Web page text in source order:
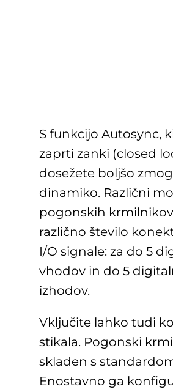
S funkcijo Autosync,
zaprti zanki (closed
dosežete boljšo
dinamiko. Različni
pogonskih
različno število
I/O signale: za do 5
vhodov in do 5
izhodov.
Vključite lahko tudi
stikala. Pogonski
skladen s
Enostavno ga